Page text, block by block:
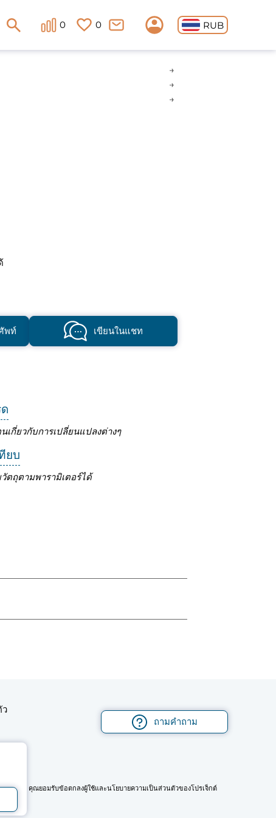
0 0 RUB
พท์ เขียนในแชท
เกี่ยวกับการเปลี่ยนแปลงต่างๆ
ยบ
ตถุตามพารามิเตอร์ได้
ว
ถามคำถาม
นมือถือ คุณยอมรับข้อตกลงผู้ใช้และนโยบายความเป็นส่วนตัวของโปรเจ็กต์